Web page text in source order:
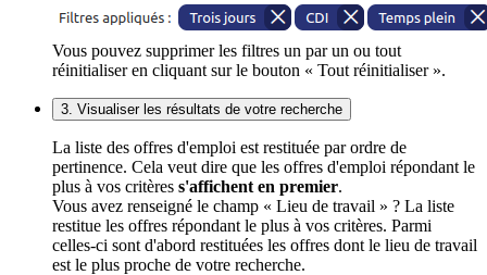
Vous pouvez supprimer les filtres un par un ou tout
réinitialiser en cliquant sur le bouton « Tout réinitialiser ».
3. Visualiser les résultats de votre recherche
La liste des offres d'emploi est restituée par ordre de
pertinence. Cela veut dire que les offres d'emploi répondant le
plus à vos critères s'affichent en premier.
Vous avez renseigné le champ « Lieu de travail » ? La liste
restitue les offres répondant le plus à vos critères. Parmi
celles-ci sont d'abord restituées les offres dont le lieu de travail
est le plus proche de votre recherche.